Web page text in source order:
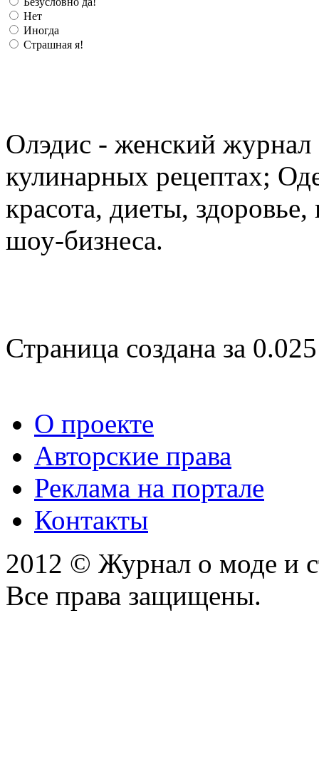
Нет
Иногда
Страшная я!
Олэдис - женский журнал
кулинарных рецептах;
красота, диеты,
шоу-бизнеса.
Страница создана за
О проекте
Авторские права
Реклама на портале
Контакты
2012 © Журнал о моде и
Все права защищены.